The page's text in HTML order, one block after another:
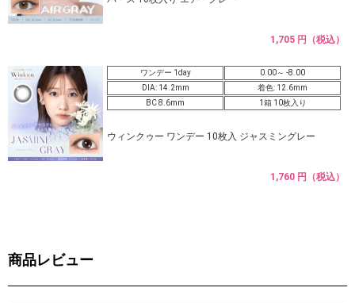
1,705 円（税込）
ワンデー 1day
0.00～ -8.00
DIA: 14.2mm
着色: 12.6mm
BC 8.6mm
1箱 10枚入り
ウィンクゥー ワンデー 10枚入 ジャスミングレー
1,760 円（税込）
商品レビュー